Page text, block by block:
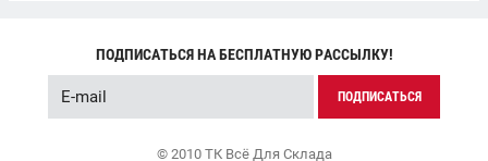
ПОДПИСАТЬСЯ НА БЕСПЛАТНУЮ РАССЫЛКУ!
ПОДПИСАТЬСЯ
© 2010 ТК Всё Для Склада